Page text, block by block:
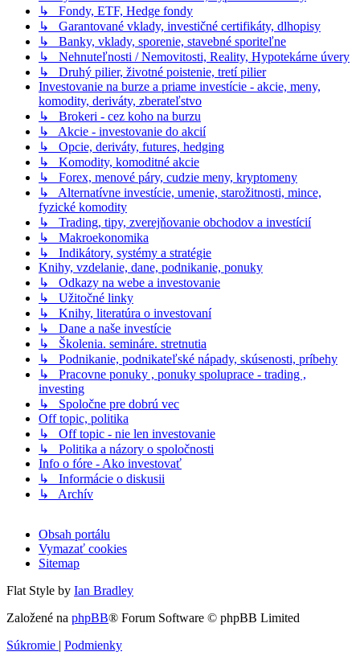
↳ Fondy, ETF, Hedge fondy
↳ Garantované vklady, investičné certifikáty, dlhopisy
↳ Banky, vklady, sporenie, stavebné sporiteľne
↳ Nehnuteľnosti / Nemovitosti, Reality, Hypotekárne úvery
↳ Druhý pilier, životné poistenie, tretí pilier
Investovanie na burze a priame investície - akcie, meny,
komodity, deriváty, zberateľstvo
↳ Brokeri - cez koho na burzu
↳ Akcie - investovanie do akcií
↳ Opcie, deriváty, futures, hedging
↳ Komodity, komoditné akcie
↳ Forex, menové páry, cudzie meny, kryptomeny
↳ Alternatívne investície, umenie, starožitnosti, mince,
fyzické komodity
↳ Trading, tipy, zverejňovanie obchodov a investícií
↳ Makroekonomika
↳ Indikátory, systémy a stratégie
Knihy, vzdelanie, dane, podnikanie, ponuky
↳ Odkazy na webe a investovanie
↳ Užitočné linky
↳ Knihy, literatúra o investovaní
↳ Dane a naše investície
↳ Školenia. semináre. stretnutia
↳ Podnikanie, podnikateľské nápady, skúsenosti, príbehy
↳ Pracovne ponuky , ponuky spoluprace - trading ,
investing
↳ Spoločne pre dobrú vec
Off topic, politika
↳ Off topic - nie len investovanie
↳ Politika a názory o spoločnosti
Info o fóre - Ako investovať
↳ Informácie o diskusii
↳ Archív
Obsah portálu
Vymazať cookies
Sitemap
Flat Style by Ian Bradley
Založené na phpBB® Forum Software © phpBB Limited
Súkromie | Podmienky